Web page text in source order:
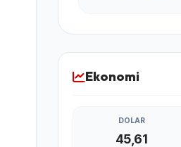
Ekonomi
DOLAR
45,61